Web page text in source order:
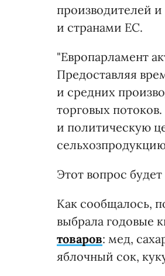
производителей
и странами ЕС.
"Европарламент
Предоставляя
и средних
торговых
и политическую
Этот вопрос
Как сообщалось,
выбрала годовые
товаров: мед,
яблочный сок,